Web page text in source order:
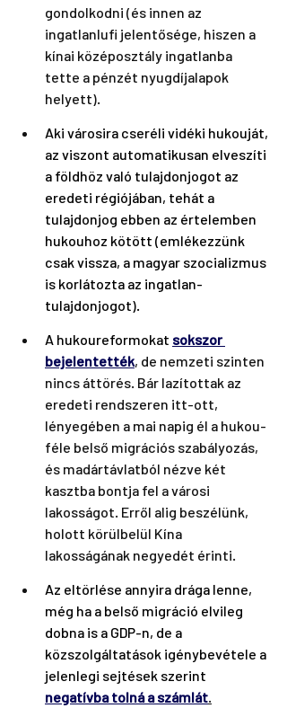
gondolkodni (és innen az
ingatlanlufi jelentősége, hiszen a
kínai középosztály ingatlanba
tette a pénzét nyugdíjalapok
helyett).
Aki városira cseréli vidéki hukouját,
az viszont automatikusan elveszíti
a földhöz való tulajdonjogot az
eredeti régiójában, tehát a
tulajdonjog ebben az értelemben
hukouhoz kötött (emlékezzünk
csak vissza, a magyar szocializmus
is korlátozta az ingatlan-
tulajdonjogot).
A hukoureformokat sokszor
bejelentették, de nemzeti szinten
nincs áttörés. Bár lazítottak az
eredeti rendszeren itt-ott,
lényegében a mai napig él a hukou-
féle belső migrációs szabályozás,
és madártávlatból nézve két
kasztba bontja fel a városi
lakosságot. Erről alig beszélünk,
holott körülbelül Kína
lakosságának negyedét érinti.
Az eltörlése annyira drága lenne,
még ha a belső migráció elvileg
dobna is a GDP-n, de a
közszolgáltatások igénybevétele a
jelenlegi sejtések szerint
negatívba tolná a számlát